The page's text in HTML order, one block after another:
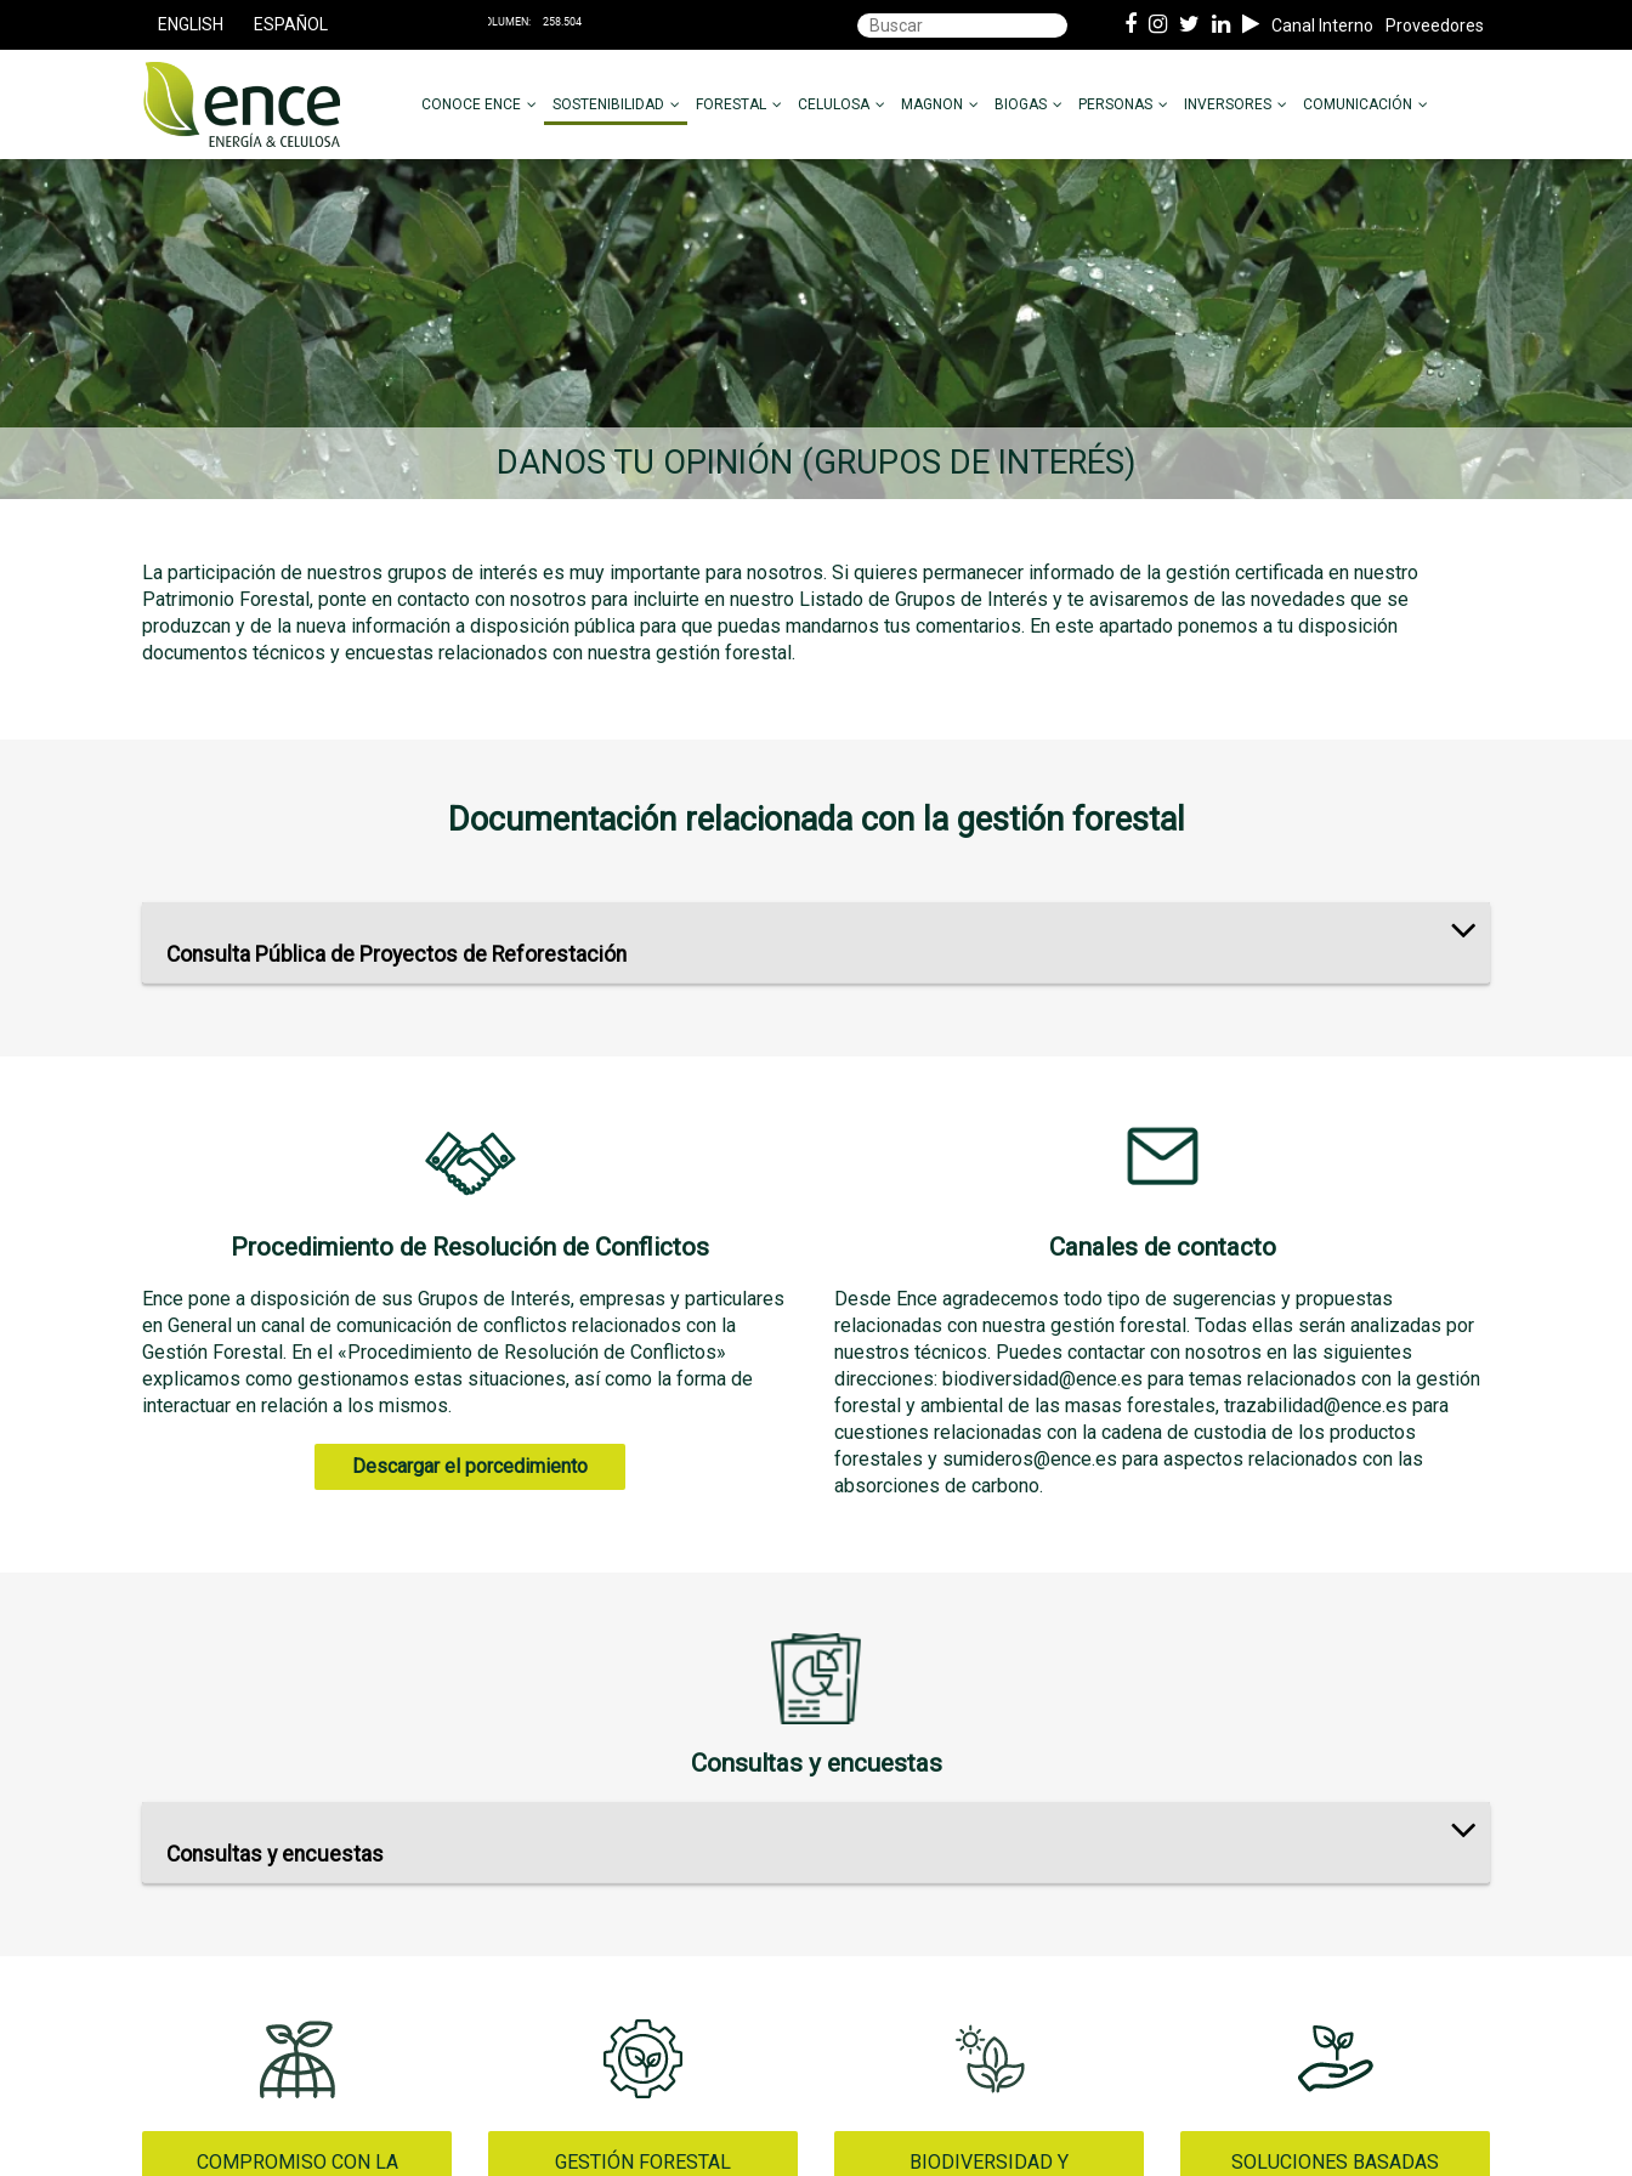
ENGLISH ESPAÑOL Canal Interno Proveedores
CONOCE ENCE SOSTENIBILIDAD FORESTAL CELULOSA MAGNON BIOGAS PERSONAS INVERSORES COMUNICACIÓN
DANOS TU OPINIÓN (GRUPOS DE INTERÉS)
La participación de nuestros grupos de interés es muy importante para nosotros. Si quieres permanecer informado de la gestión certificada en nuestro
Patrimonio Forestal, ponte en contacto con nosotros para incluirte en nuestro Listado de Grupos de Interés y te avisaremos de las novedades que se
produzcan y de la nueva información a disposición pública para que puedas mandarnos tus comentarios. En este apartado ponemos a tu disposición
documentos técnicos y encuestas relacionados con nuestra gestión forestal.
Documentación relacionada con la gestión forestal
Consulta Pública de Proyectos de Reforestación
Procedimiento de Resolución de Conflictos
Ence pone a disposición de sus Grupos de Interés, empresas y particulares
en General un canal de comunicación de conflictos relacionados con la
Gestión Forestal. En el «Procedimiento de Resolución de Conflictos»
explicamos como gestionamos estas situaciones, así como la forma de
interactuar en relación a los mismos.
Descargar el porcedimiento
Canales de contacto
Desde Ence agradecemos todo tipo de sugerencias y propuestas
relacionadas con nuestra gestión forestal. Todas ellas serán analizadas por
nuestros técnicos. Puedes contactar con nosotros en las siguientes
direcciones: biodiversidad@ence.es para temas relacionados con la gestión
forestal y ambiental de las masas forestales, trazabilidad@ence.es para
cuestiones relacionadas con la cadena de custodia de los productos
forestales y sumideros@ence.es para aspectos relacionados con las
absorciones de carbono.
Consultas y encuestas
Consultas y encuestas
COMPROMISO CON LA
GESTIÓN FORESTAL
BIODIVERSIDAD Y
SOLUCIONES BASADAS